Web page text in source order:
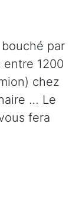
par
1200
chez
… Le
fera